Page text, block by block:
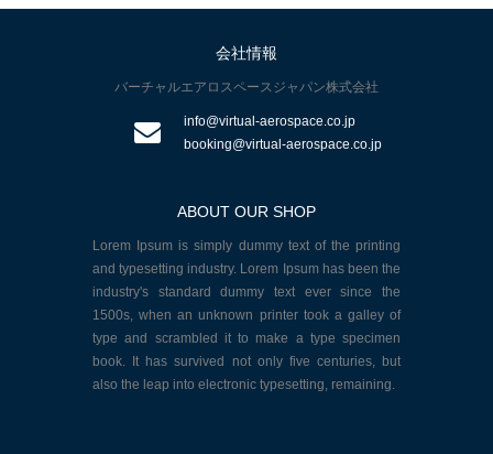
会社情報
バーチャルエアロスペースジャパン株式会社
info@virtual-aerospace.co.jp
booking@virtual-aerospace.co.jp
ABOUT OUR SHOP
Lorem Ipsum is simply dummy text of the printing
and typesetting industry. Lorem Ipsum has been the
industry's standard dummy text ever since the
1500s, when an unknown printer took a galley of
type and scrambled it to make a type specimen
book. It has survived not only five centuries, but
also the leap into electronic typesetting, remaining.